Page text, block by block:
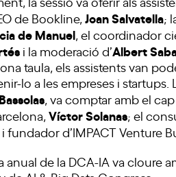
de Bookline,Joan Salvatella;
de Manuel, el coordinador
i la moderació d’Albert
taula, els assistents van
lo a les empreses i startups.
, va comptar amb el
Víctor Solanas; el
fundador d’IMPACT Venture
anual de la DCA-IA va cloure